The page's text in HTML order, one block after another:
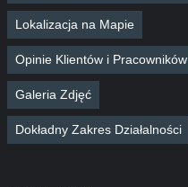
Lokalizacja na Mapie
Opinie Klientów i Pracowników
Galeria Zdjęć
Dokładny Zakres Działalności